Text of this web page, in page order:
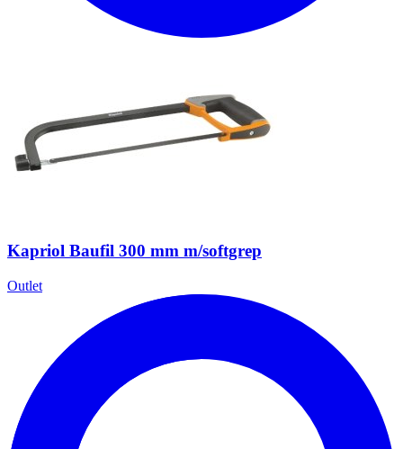
Kapriol Baufil 300 mm m/softgrep
Outlet